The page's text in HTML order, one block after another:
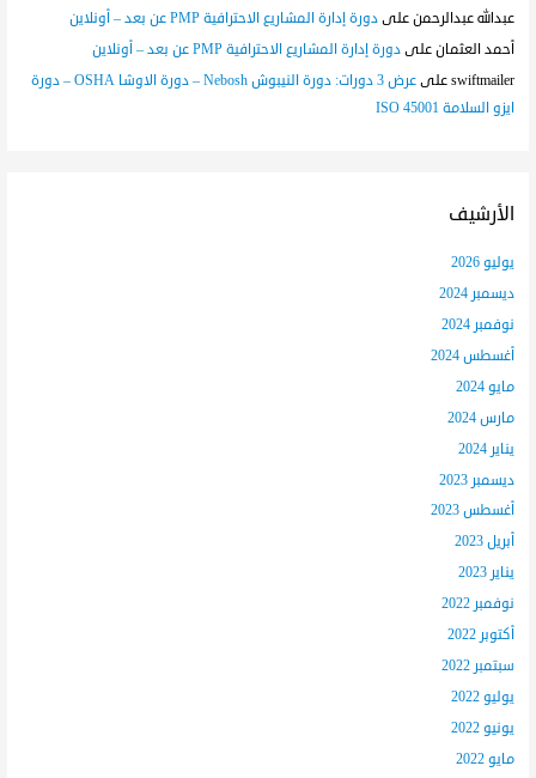
عبدالله عبدالرحمنعلىدورة إدارة المشاريع الاحترافية PMP عن بعد – أونلاين
أحمد العثمانعلىدورة إدارة المشاريع الاحترافية PMP عن بعد – أونلاين
swiftmailerعلى
عرض 3 دورات: دورة النيبوش Nebosh – دورة الاوشا OSHA – دورة
ايزو السلامة ISO 45001
الأرشيف
يوليو 2026
ديسمبر 2024
نوفمبر 2024
أغسطس 2024
مايو 2024
مارس 2024
يناير 2024
ديسمبر 2023
أغسطس 2023
أبريل 2023
يناير 2023
نوفمبر 2022
أكتوبر 2022
سبتمبر 2022
يوليو 2022
يونيو 2022
مايو 2022